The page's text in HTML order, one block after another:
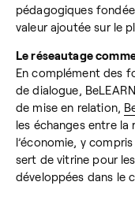
pédagogiques
valeur ajoutée sur le
Le réseautage
En complément des
de dialogue,
de mise en relation,
les échanges entre
l’économie, y
sert de vitrine pour
développées dans le